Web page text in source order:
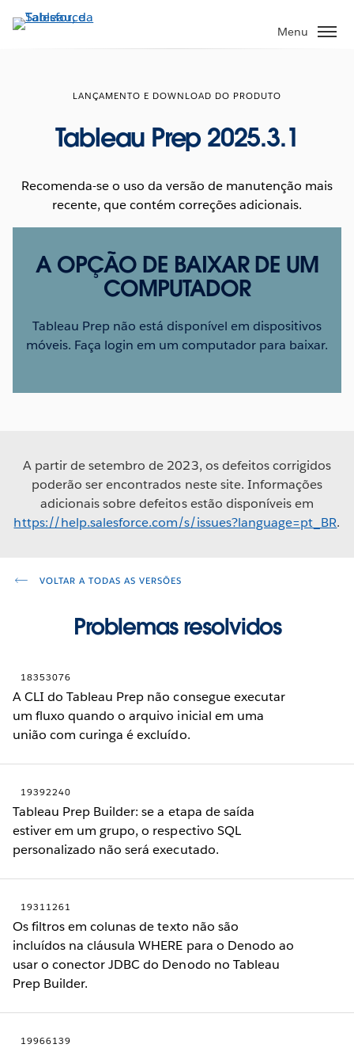
Pular
para
Menu
LANÇAMENTO E DOWNLOAD DO PRODUTO
Tableau Prep 2025.3.1
Recomenda-se o uso da versão de manutenção mais
recente, que contém correções adicionais.
A OPÇÃO DE BAIXAR DE UM
COMPUTADOR
Tableau Prep não está disponível em dispositivos
móveis. Faça login em um computador para baixar.
A partir de setembro de 2023, os defeitos corrigidos
poderão ser encontrados neste site. Informações
adicionais sobre defeitos estão disponíveis em
https://help.salesforce.com/s/issues?language=pt_BR.
VOLTAR A TODAS AS VERSÕES
Problemas resolvidos
18353076
A CLI do Tableau Prep não consegue executar
um fluxo quando o arquivo inicial em uma
união com curinga é excluído.
19392240
Tableau Prep Builder: se a etapa de saída
estiver em um grupo, o respectivo SQL
personalizado não será executado.
19311261
Os filtros em colunas de texto não são
incluídos na cláusula WHERE para o Denodo ao
usar o conector JDBC do Denodo no Tableau
Prep Builder.
19966139